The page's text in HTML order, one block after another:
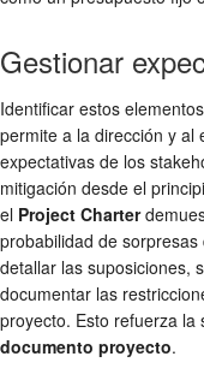
Gestionar
Identificar estos
permite a la dirección y al
expectativas de los
mitigación desde el
el Project Charter
probabilidad de
detallar las suposiciones,
documentar las
proyecto. Esto refuerza la
documento proyecto.